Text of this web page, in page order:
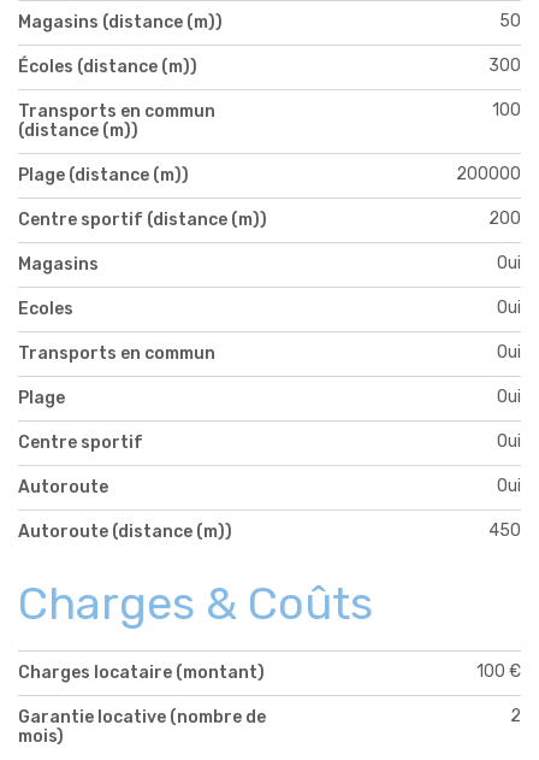
Magasins (distance (m)) 50
Écoles (distance (m)) 300
Transports en commun
(distance (m))
100
Plage (distance (m)) 200000
Centre sportif (distance (m)) 200
Magasins Oui
Ecoles Oui
Transports en commun Oui
Plage Oui
Centre sportif Oui
Autoroute Oui
Autoroute (distance (m)) 450
Charges & Coûts
Charges locataire (montant) 100 €
Garantie locative (nombre de
mois)
2